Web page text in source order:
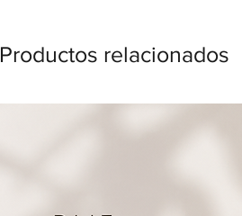
Productos relacionados